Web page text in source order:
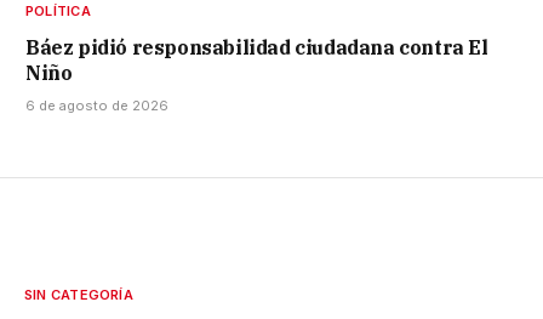
POLÍTICA
Báez pidió responsabilidad ciudadana contra El
Niño
6 de agosto de 2026
SIN CATEGORÍA